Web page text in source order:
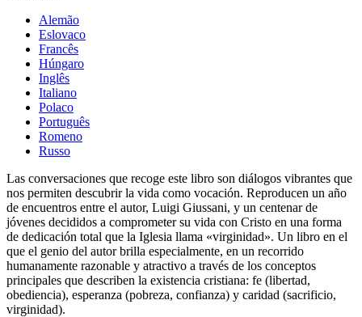
Alemão
Eslovaco
Francês
Húngaro
Inglês
Italiano
Polaco
Português
Romeno
Russo
Las conversaciones que recoge este libro son diálogos vibrantes que
nos permiten descubrir la vida como vocación. Reproducen un año
de encuentros entre el autor, Luigi Giussani, y un centenar de
jóvenes decididos a comprometer su vida con Cristo en una forma
de dedicación total que la Iglesia llama «virginidad». Un libro en el
que el genio del autor brilla especialmente, en un recorrido
humanamente razonable y atractivo a través de los conceptos
principales que describen la existencia cristiana: fe (libertad,
obediencia), esperanza (pobreza, confianza) y caridad (sacrificio,
virginidad).